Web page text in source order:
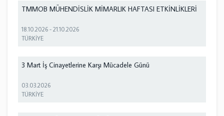
TMMOB MÜHENDİSLİK MİMARLIK HAFTASI ETKİNLİKLERİ
18.10.2026 -21.10.2026
TÜRKİYE
3 Mart İş Cinayetlerine Karşı Mücadele Günü
03.03.2026
TÜRKİYE